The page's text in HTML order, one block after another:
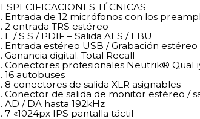
ESPECIFICACIONES TÉCNICAS
. Entrada de 12 micrófonos con los
. 2 entrada TRS estéreo
. E / S S / PDIF – Salida AES / EBU
. Entrada estéreo USB / Grabación estéreo
. Ganancia digital. Total Recall
. Conectores profesionales Neutrik®
. 16 autobuses
. 8 conectores de salida XLR asignables
. Conector de salida de monitor estéreo /
. AD / DA hasta 192kHz
. 7 «1024px IPS pantalla táctil